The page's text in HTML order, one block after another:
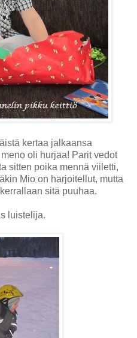
kertaa jalkaansa
oli hurjaa! Parit vedot
sitten poika mennä viiletti,
Mio on harjoitellut, mutta
sitä puuhaa.
luistelija.